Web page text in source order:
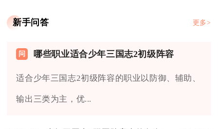
新手问答 更多>
哪些职业适合少年三国志2初级阵容
适合少年三国志2初级阵容的职业以防御、辅助、
输出三类为主，优...